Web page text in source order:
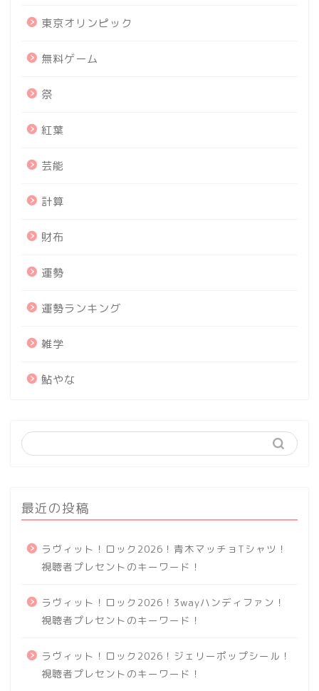
東京オリンピック
無料ゲーム
祭
紅葉
芸能
計算
財布
運勢
運勢ランキング
雑学
鮎やな
最近の投稿
ラヴィット！ロック2026！青木マッチョTシャツ！
視聴者プレセントのキーワード！
ラヴィット！ロック2026！3wayハンディファン！
視聴者プレセントのキーワード！
ラヴィット！ロック2026！ジェリーポップシール！
視聴者プレセントのキーワード！